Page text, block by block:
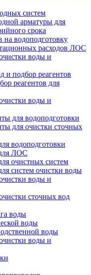
систем
арматуры для
срока
на водоподготовку
расходов ЛОС
воды и
и подбор реагентов
реагентов для
воды и
для водоподготовки
для очистки сточных
водоподготовки
ЛОС
очистных систем
систем очистки воды
воды и
сточных вод
воды
воды
воды
воды и